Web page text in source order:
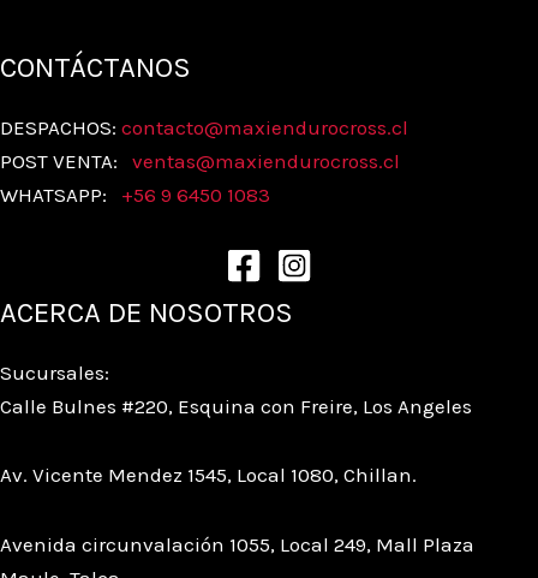
CONTÁCTANOS
DESPACHOS: contacto@maxiendurocross.cl
POST VENTA: ventas@maxiendurocross.cl
WHATSAPP: +56 9 6450 1083
ACERCA DE NOSOTROS
Sucursales:
Calle Bulnes #220, Esquina con Freire, Los Angeles
Av. Vicente Mendez 1545, Local 1080, Chillan.
Avenida circunvalación 1055, Local 249, Mall Plaza